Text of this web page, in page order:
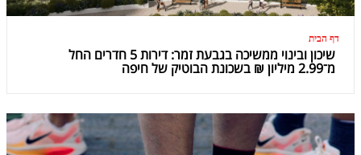
דף הבית
שיכון ובינוי ממשיכה בגבעת זמר: דירות 5 חדרים החל
מ־2.99 מיליון ₪ בשכונת הבוטיק של חיפה